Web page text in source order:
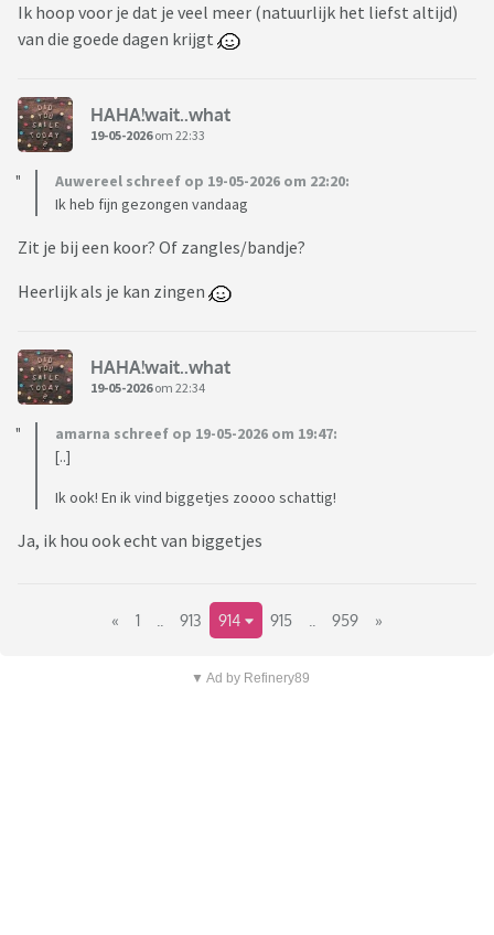
Ik hoop voor je dat je veel meer (natuurlijk het liefst altijd)
van die goede dagen krijgt
HAHA!wait..what
19-05-2026om 22:33
Auwereel schreef op 19-05-2026 om 22:20:
Ik heb fijn gezongen vandaag
Zit je bij een koor? Of zangles/bandje?
Heerlijk als je kan zingen
HAHA!wait..what
19-05-2026om 22:34
amarna schreef op 19-05-2026 om 19:47:
[..]
Ik ook! En ik vind biggetjes zoooo schattig!
Ja, ik hou ook echt van biggetjes
« 1 913 914 915 959 »
▼ Ad by Refinery89